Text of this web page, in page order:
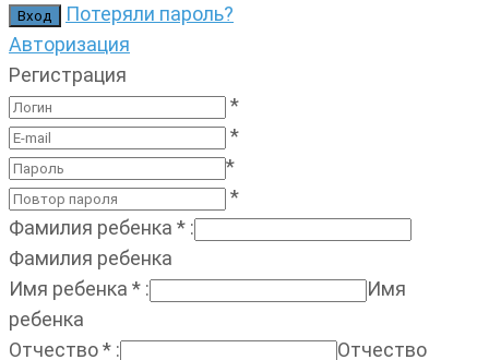
Потеряли пароль?
Авторизация
Регистрация
*
*
*
*
Фамилия ребенка * :
Фамилия ребенка
Имя ребенка * :
Имя
ребенка
Отчество* :
Отчество